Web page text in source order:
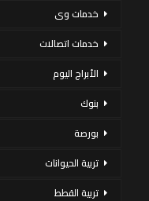
خدمات وى
خدمات اتصالات
الأبراج اليوم
بنوك
بورصة
تربية الحيوانات
تربية القطط